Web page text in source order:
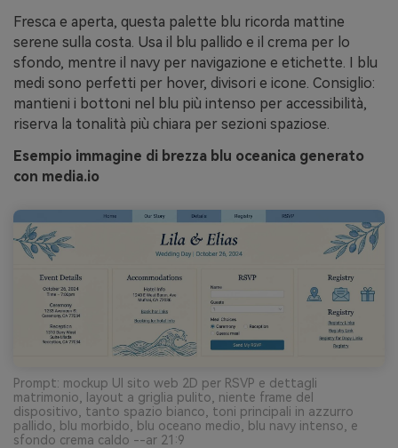
Fresca e aperta, questa palette blu ricorda mattine
serene sulla costa. Usa il blu pallido e il crema per lo
sfondo, mentre il navy per navigazione e etichette. I blu
medi sono perfetti per hover, divisori e icone. Consiglio:
mantieni i bottoni nel blu più intenso per accessibilità,
riserva la tonalità più chiara per sezioni spaziose.
Esempio immagine di brezza blu oceanica generato
con media.io
Prompt: mockup UI sito web 2D per RSVP e dettagli
matrimonio, layout a griglia pulito, niente frame del
dispositivo, tanto spazio bianco, toni principali in azzurro
pallido, blu morbido, blu oceano medio, blu navy intenso, e
sfondo crema caldo --ar 21:9